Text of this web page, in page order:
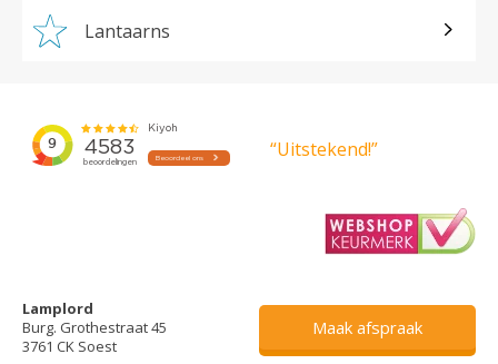
Lantaarns
“Uitstekend!”
Lamplord
Burg. Grothestraat 45
3761 CK Soest
Maak afspraak